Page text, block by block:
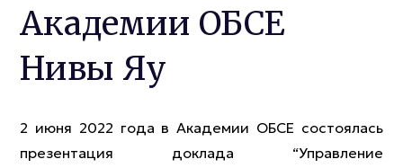
Академии ОБСЕ
Нивы Яу
2 июня 2022 года в Академии ОБСЕ состоялась
презентация доклада “Управление